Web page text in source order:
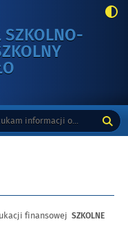
SZKOLNO-
finansowej SZKOLNE